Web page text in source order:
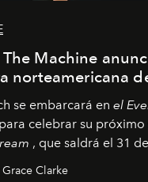
Machine
norteamericana
se embarcará en el
celebrar su próximo
, que saldrá el 31
a partir de
Clarke